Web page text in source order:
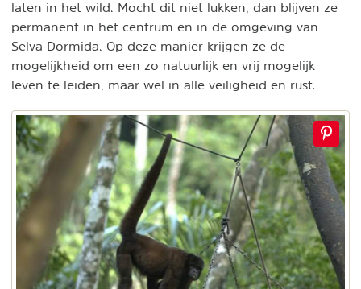
laten in het wild. Mocht dit niet lukken, dan blijven ze
permanent in het centrum en in de omgeving van
Selva Dormida. Op deze manier krijgen ze de
mogelijkheid om een zo natuurlijk en vrij mogelijk
leven te leiden, maar wel in alle veiligheid en rust.